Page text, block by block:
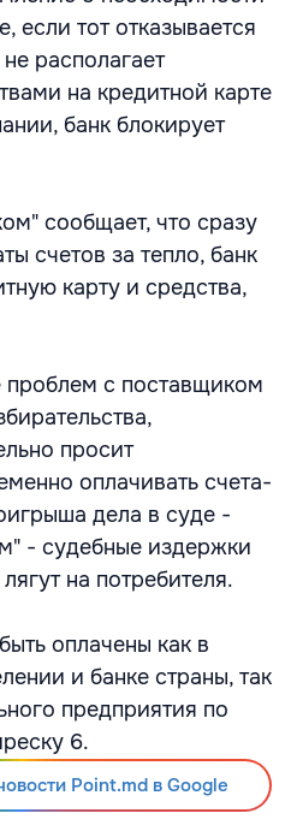
если тот отказывается
располагает
на кредитной карте
банк блокирует
сообщает, что сразу
счетов за тепло, банк
карту и средства,
с поставщиком
просит
оплачивать счета-
дела в суде -
- судебные издержки
на потребителя.
оплачены как в
и банке страны, так
предприятия по
6.
Point.md в Google